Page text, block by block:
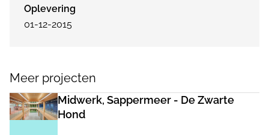
Oplevering
01-12-2015
Meer projecten
Midwerk, Sappermeer - De Zwarte
Hond